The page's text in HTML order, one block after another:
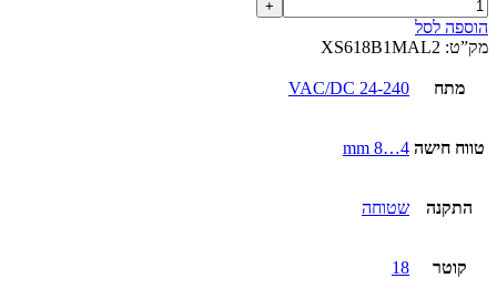
הוספה לסל
מק”ט: XS618B1MAL2
מתח 24-240 VAC/DC
טווח חישה 4…8 mm
התקנה שטוחה
קוטר 18